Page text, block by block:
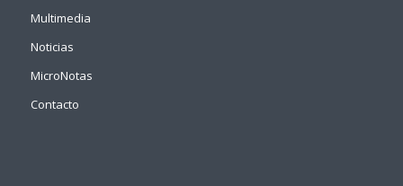
Multimedia
Noticias
MicroNotas
Contacto